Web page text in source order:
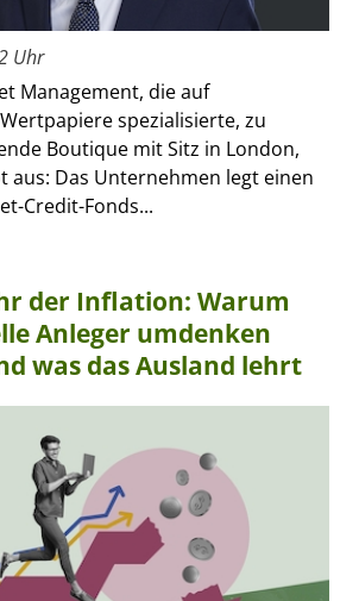
Uhr
Management, die auf
spezialisierte, zu
Boutique mit Sitz in London,
aus: Das Unternehmen legt einen
Credit-Fonds...
der Inflation: Warum
Anleger umdenken
was das Ausland lehrt